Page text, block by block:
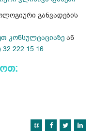
განვადების
კონსულტაციაზე ან
32 222 15 16